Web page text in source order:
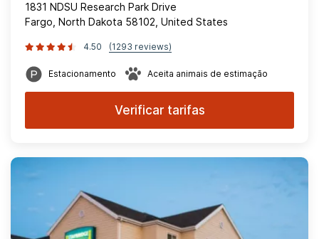
1831 NDSU Research Park Drive
Fargo, North Dakota 58102, United States
4.50 (1293 reviews)
Estacionamento Aceita animais de estimação
Verificar tarifas